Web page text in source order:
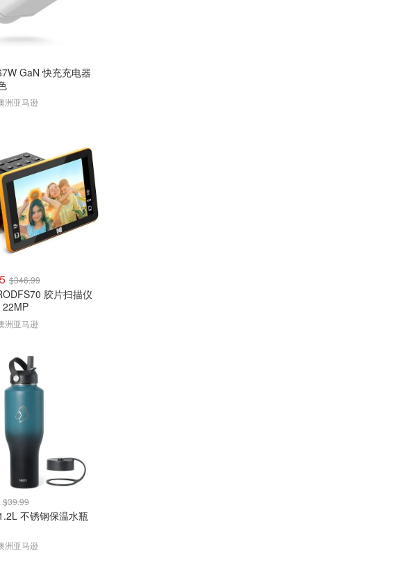
GaN 快充充电器
洲亚马逊
$346.99
胶片扫描仪
22MP
洲亚马逊
$39.99
不锈钢保温水瓶
洲亚马逊